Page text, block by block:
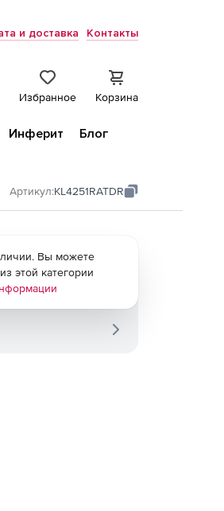
и доставка Контакты
Избранное Корзина
Инферит
Блог
Артикул:KL4251RATDR
Вы можете
этой категории